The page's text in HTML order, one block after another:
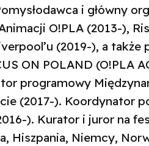
i główny
O!PLA (2013-),
(2019-), a
ON POLAND (O!PLA
programowy
(2017-). Koordynator
). Kurator i juror na
Hiszpania, Niemcy,